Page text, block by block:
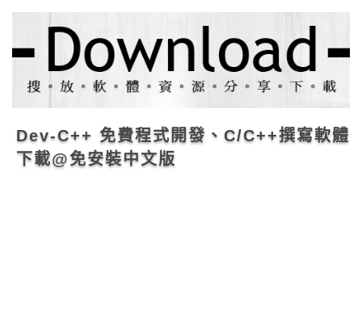
Dev-C++ 免費程式開發、C/C++撰寫軟體
下載@免安裝中文版